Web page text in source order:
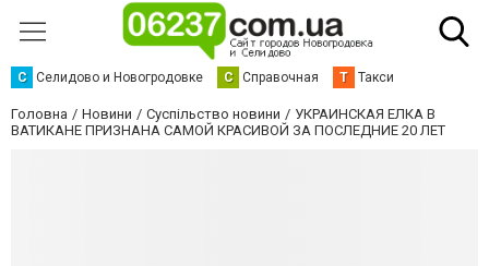
С Селидово и Новогродовке С Справочная Т Такси
Головна Новини Суспільство новини
УКРАИНСКАЯ ЕЛКА В
ВАТИКАНЕ ПРИЗНАНА САМОЙ КРАСИВОЙ ЗА ПОСЛЕДНИЕ 20 ЛЕТ